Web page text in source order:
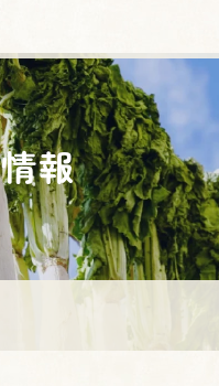
く
水溜
| 伝
干し
あ
高菜
報